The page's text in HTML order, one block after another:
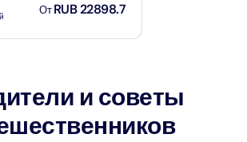
ОтRUB 22898.7
и советы